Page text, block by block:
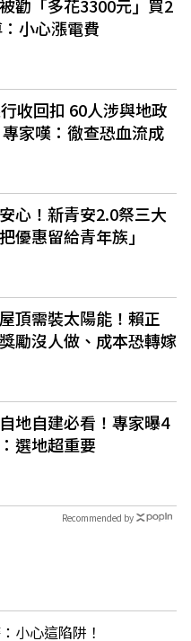
勸「多花3300元」買2
小心漲電費
收回扣 60人涉與地政
家嘆：徹查恐血流成
心！新青安2.0祭三大
優惠留給青年族」
頂需裝太陽能！賴正
勵沒人做、成本恐轉嫁
地自建必看！專家曝4
選地超重要
Recommended by
小心這陷阱！